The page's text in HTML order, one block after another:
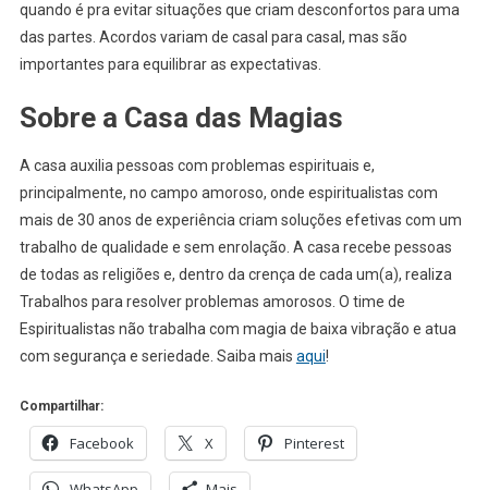
quando é pra evitar situações que criam desconfortos para uma
das partes. Acordos variam de casal para casal, mas são
importantes para equilibrar as expectativas.
Sobre a Casa das Magias
A casa auxilia pessoas com problemas espirituais e,
principalmente, no campo amoroso, onde espiritualistas com
mais de 30 anos de experiência criam soluções efetivas com um
trabalho de qualidade e sem enrolação. A casa recebe pessoas
de todas as religiões e, dentro da crença de cada um(a), realiza
Trabalhos para resolver problemas amorosos. O time de
Espiritualistas não trabalha com magia de baixa vibração e atua
com segurança e seriedade. Saiba mais aqui!
Compartilhar:
Facebook X Pinterest